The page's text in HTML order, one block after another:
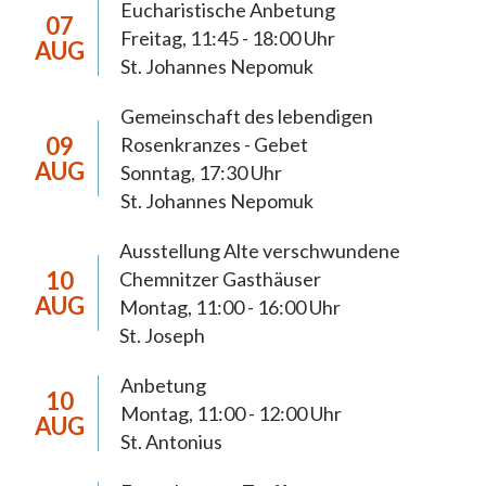
Die Pastoralen Schwerpunktsetzungen
Mutter Teresa Chemnitz zur Orientierung
der Pastoral bis 2027. In diesem Zeitraum
anstehende pastorale, wirtschaftliche und
organisatorische Weichenstellungen werden
eine weiterreichende Tragweite haben und
müssen sich daraus begründen lassen. Die
anstehenden Prozesse möchten wir, die
Christinnen und Christen der Pfarrei
Chemnitz, im Licht des Evangeliums und im
Vertrauen auf die Möglichkeiten Gottes
gestalten. Dabei achten wir auf die Stimme
07
AUG
Eucharistische Anbetung
Freitag, 11:45 - 18:00 Uhr
St. Johannes Nepomuk
09
AUG
Gemeinschaft des lebendigen
Rosenkranzes - Gebet
Sonntag, 17:30 Uhr
St. Johannes Nepomuk
10
AUG
Ausstellung Alte verschwundene
Chemnitzer Gasthäuser
Montag, 11:00 - 16:00 Uhr
St. Joseph
10
AUG
Anbetung
Montag, 11:00 - 12:00 Uhr
St. Antonius